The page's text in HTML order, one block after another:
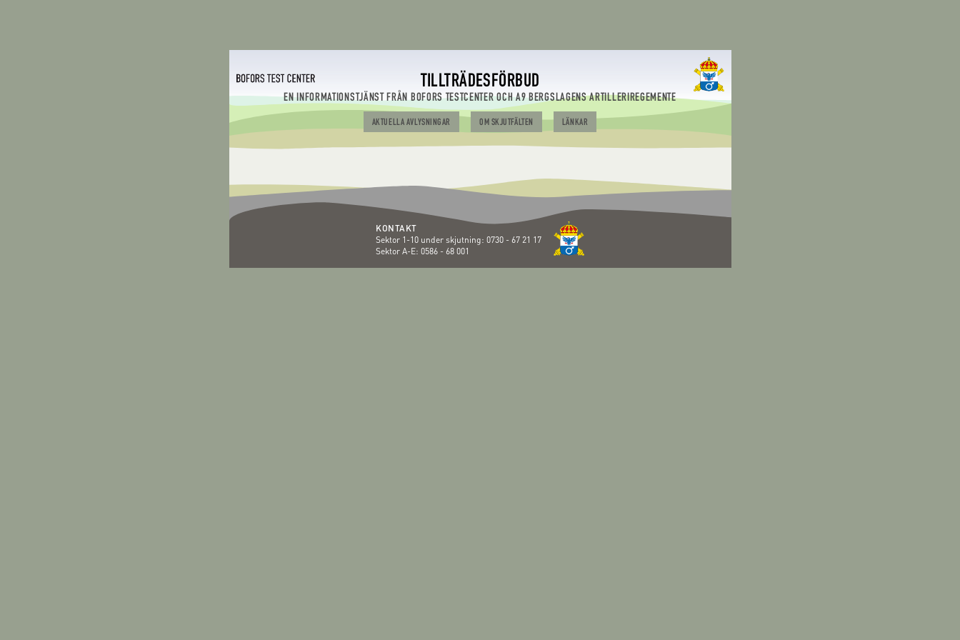
TILLTRÄDESFÖRBUD
EN INFORMATIONSTJÄNST FRÅN BOFORS TESTCENTER OCH A9 BERGSLAGENS ARTILLERIREGEMENTE
AKTUELLA AVLYSNINGAR OM SKJUTFÄLTEN LÄNKAR
KONTAKT
Sektor 1-10 under skjutning: 0730 - 67 21 17
Sektor A-E: 0586 - 68 001